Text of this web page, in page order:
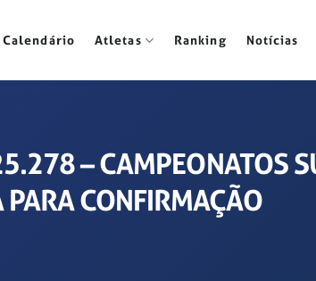
Calendário Atletas Ranking Notícias
– CAMPEONATOS
PARA CONFIRMAÇÃO